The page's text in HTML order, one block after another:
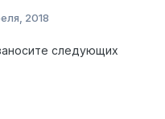
2018
следующих